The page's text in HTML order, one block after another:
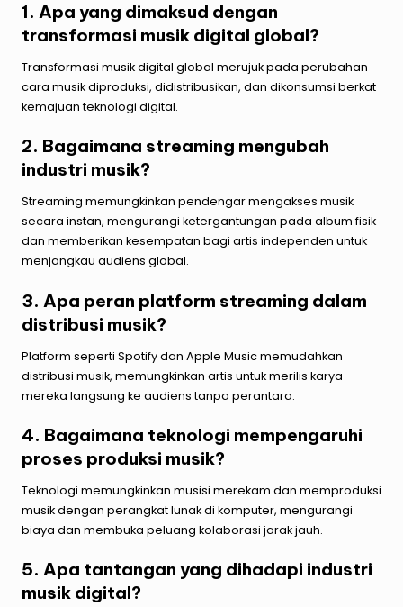
1. Apa yang dimaksud dengan
transformasi musik digital global?
Transformasi musik digital global merujuk pada perubahan
cara musik diproduksi, didistribusikan, dan dikonsumsi berkat
kemajuan teknologi digital.
2. Bagaimana streaming mengubah
industri musik?
Streaming memungkinkan pendengar mengakses musik
secara instan, mengurangi ketergantungan pada album fisik
dan memberikan kesempatan bagi artis independen untuk
menjangkau audiens global.
3. Apa peran platform streaming dalam
distribusi musik?
Platform seperti Spotify dan Apple Music memudahkan
distribusi musik, memungkinkan artis untuk merilis karya
mereka langsung ke audiens tanpa perantara.
4. Bagaimana teknologi mempengaruhi
proses produksi musik?
Teknologi memungkinkan musisi merekam dan memproduksi
musik dengan perangkat lunak di komputer, mengurangi
biaya dan membuka peluang kolaborasi jarak jauh.
5. Apa tantangan yang dihadapi industri
musik digital?